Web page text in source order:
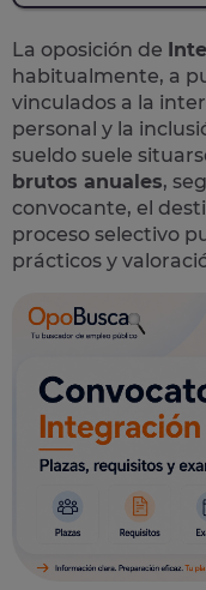
La oposición de
habitualmente, a
vinculados a la
personal y la
sueldo suele
brutos anuales,
convocante, el
proceso selectivo
prácticos y